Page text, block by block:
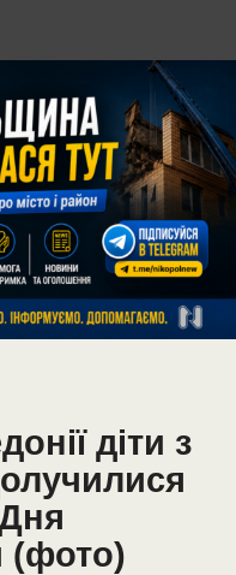
діти з
(фото)